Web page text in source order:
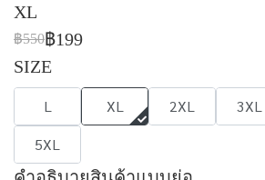
XL
฿550฿199
SIZE
L XL 2XL 3XL
5XL